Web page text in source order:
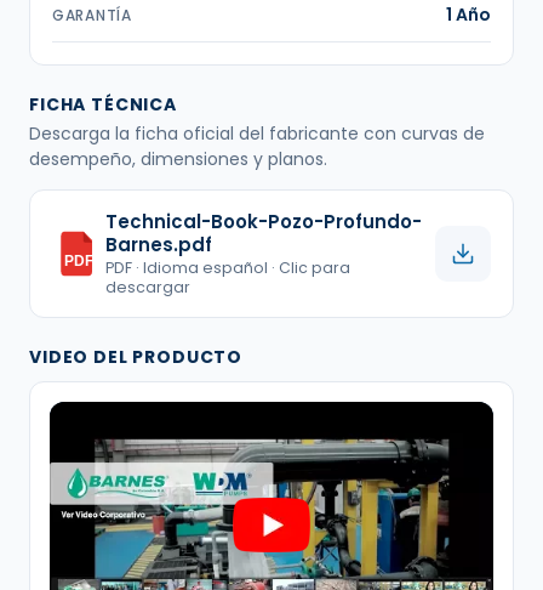
GARANTÍA 1 Año
FICHA TÉCNICA
Descarga la ficha oficial del fabricante con curvas de
desempeño, dimensiones y planos.
PDF
Technical-Book-Pozo-Profundo-
Barnes.pdf
PDF · Idioma español · Clic para
descargar
VIDEO DEL PRODUCTO